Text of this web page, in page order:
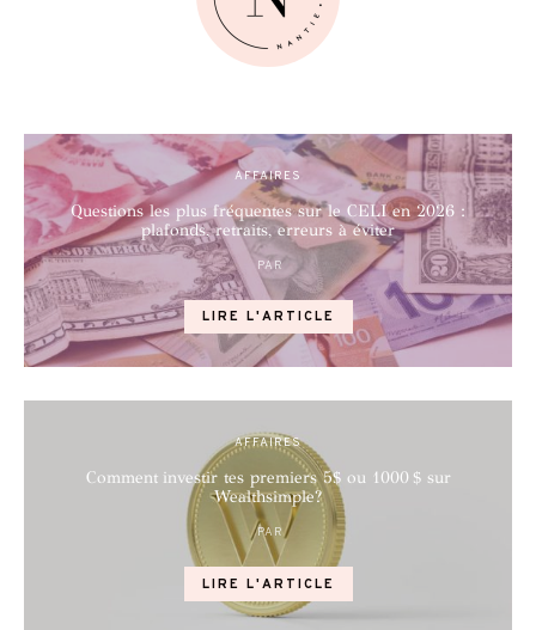
AFFAIRES
Questions les plus fréquentes sur le CELI en 2026 :
plafonds, retraits, erreurs à éviter
POSTED
ON
PAR
LIRE L'ARTICLE
AFFAIRES
Comment investir tes premiers 5$ ou 1000 $ sur
Wealthsimple?
POSTED
PAR
LIRE L'ARTICLE